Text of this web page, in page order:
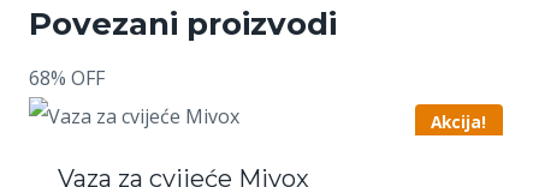
Povezani proizvodi
68% OFF
Akcija!
Vaza za cvijeće Mivox